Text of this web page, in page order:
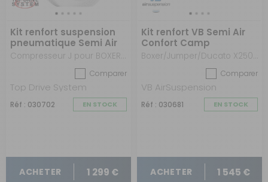
Kit renfort suspension
pneumatique Semi Air
Confort 7.3-9''
Comparer
Top Drive System
Réf : 030702 EN STOCK
ACHETER 1 299 €
Kit renfort VB Semi Air
Confort Camp
Comparer
VB AirSuspension
Réf : 030681 EN STOCK
ACHETER 1 545 €